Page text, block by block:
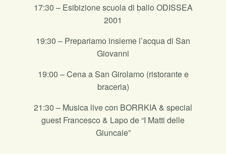
17:30 – Esibizione scuola di ballo ODISSEA
2001
19:30 – Prepariamo insieme l’acqua di San
Giovanni
19:00 – Cena a San Girolamo (ristorante e
braceria)
21:30 – Musica live con BORRKIA & special
guest Francesco & Lapo de “I Matti delle
Giuncaie”